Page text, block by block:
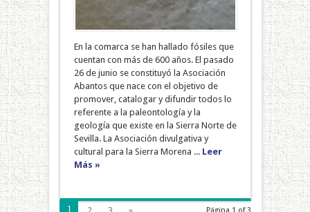
En la comarca se han hallado fósiles que
cuentan con más de 600 años. El pasado
26 de junio se constituyó la Asociación
Abantos que nace con el objetivo de
promover, catalogar y difundir todos lo
referente a la paleontología y la
geología que existe en la Sierra Norte de
Sevilla. La Asociación divulgativa y
cultural para la Sierra Morena ... Leer
Más »
1